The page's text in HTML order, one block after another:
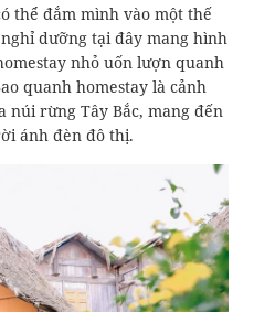
thể đắm mình vào một thế
dưỡng tại đây mang hình
nhỏ uốn lượn quanh
quanh homestay là cảnh
núi rừng Tây Bắc, mang đến
ánh đèn đô thị.